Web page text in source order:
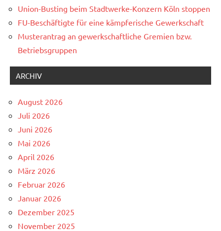
Union-Busting beim Stadtwerke-Konzern Köln stoppen
FU-Beschäftigte für eine kämpferische Gewerkschaft
Musterantrag an gewerkschaftliche Gremien bzw.
Betriebsgruppen
ARCHIV
August 2026
Juli 2026
Juni 2026
Mai 2026
April 2026
März 2026
Februar 2026
Januar 2026
Dezember 2025
November 2025